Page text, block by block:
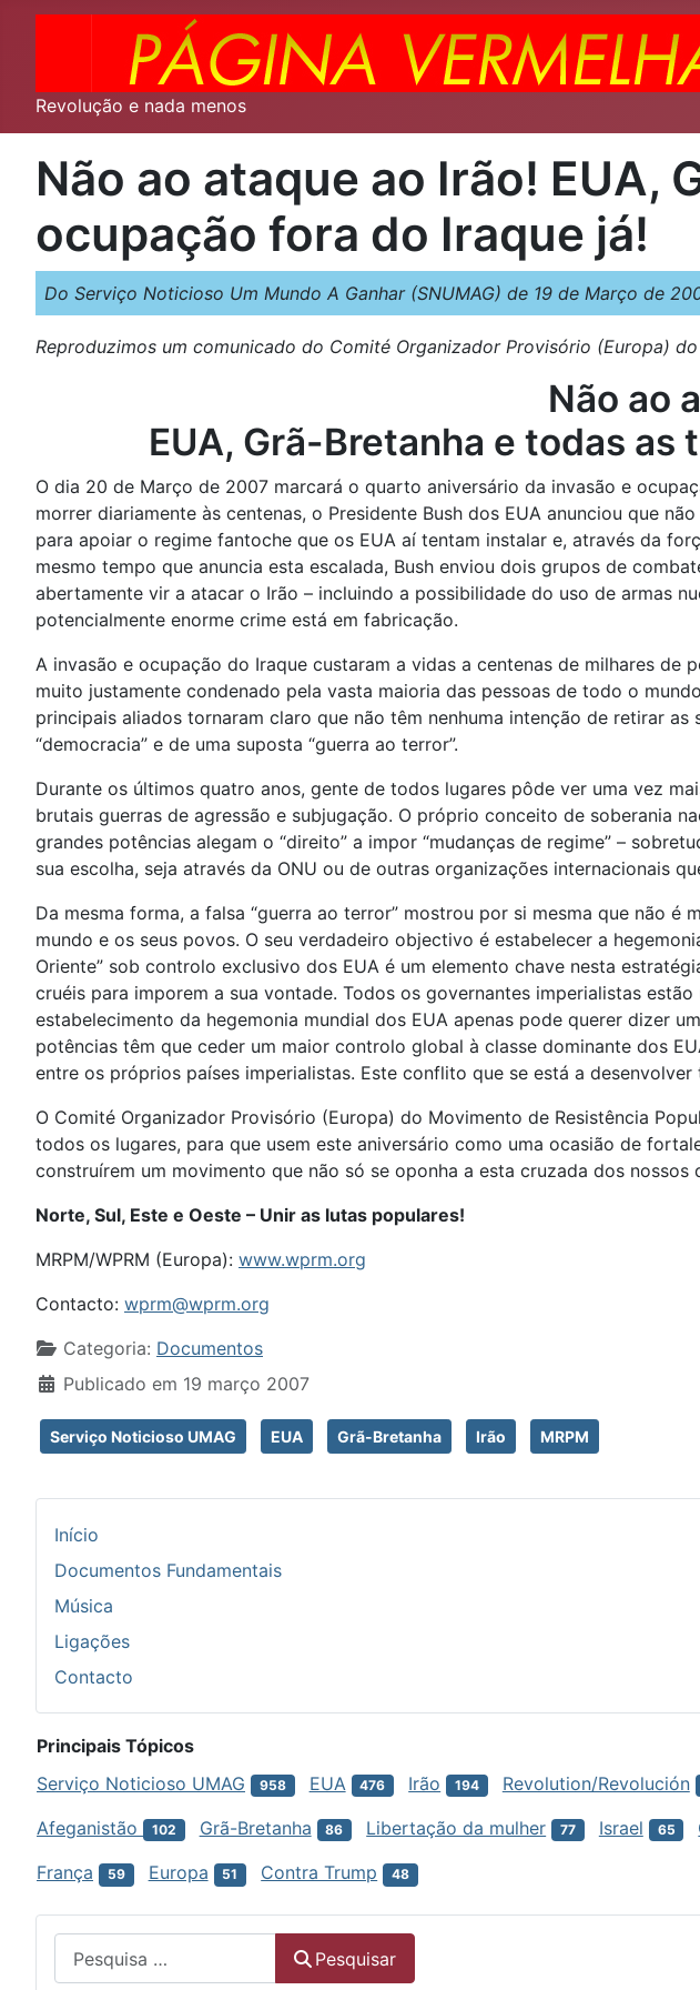
Revolução e nada menos
Não ao ataque ao Irão! EUA,
ocupação fora do Iraque já!
Do Serviço Noticioso Um Mundo A Ganhar (SNUMAG) de 19 de Março de
Reproduzimos um comunicado do Comité Organizador Provisório (Europa)
Não ao
EUA, Grã-Bretanha e todas
O dia 20 de Março de 2007 marcará o quarto aniversário da invasão e
morrer diariamente às centenas, o Presidente Bush dos EUA anunciou que
para apoiar o regime fantoche que os EUA aí tentam instalar e, através da
mesmo tempo que anuncia esta escalada, Bush enviou dois grupos de
abertamente vir a atacar o Irão – incluindo a possibilidade do uso de armas
potencialmente enorme crime está em fabricação.
A invasão e ocupação do Iraque custaram a vidas a centenas de milhares
muito justamente condenado pela vasta maioria das pessoas de todo o
principais aliados tornaram claro que não têm nenhuma intenção de retirar
“democracia” e de uma suposta “guerra ao terror”.
Durante os últimos quatro anos, gente de todos lugares pôde ver uma vez
brutais guerras de agressão e subjugação. O próprio conceito de soberania
grandes potências alegam o “direito” a impor “mudanças de regime” –
sua escolha, seja através da ONU ou de outras organizações internacionais
Da mesma forma, a falsa “guerra ao terror” mostrou por si mesma que não
mundo e os seus povos. O seu verdadeiro objectivo é estabelecer a
Oriente” sob controlo exclusivo dos EUA é um elemento chave nesta
cruéis para imporem a sua vontade. Todos os governantes imperialistas
estabelecimento da hegemonia mundial dos EUA apenas pode querer dizer
potências têm que ceder um maior controlo global à classe dominante dos
entre os próprios países imperialistas. Este conflito que se está a
O Comité Organizador Provisório (Europa) do Movimento de Resistência
todos os lugares, para que usem este aniversário como uma ocasião de
construírem um movimento que não só se oponha a esta cruzada dos
Norte, Sul, Este e Oeste – Unir as lutas populares!
MRPM/WPRM (Europa): www.wprm.org
Contacto: wprm@wprm.org
Detalhes
Categoria: Documentos
Publicado em 19 março 2007
Serviço Noticioso UMAG EUA Grã-Bretanha Irão MRPM
Início
Documentos Fundamentais
Música
Ligações
Contacto
Principais Tópicos
Serviço Noticioso UMAG
958 EUA 476 Irão 194 Revolution/Revolución
Afeganistão 102 Grã-Bretanha 86 Libertação da mulher 77 Israel 65
França 59 Europa 51 Contra Trump 48
Pesquisar